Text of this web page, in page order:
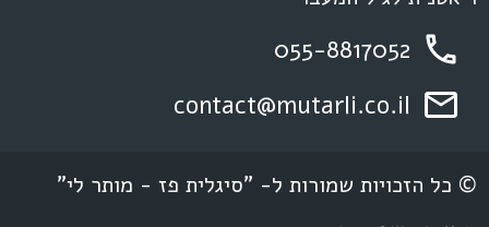
055-8817052
contact@mutarli.co.il
© כל הזכויות שמורות ל- "סיגלית פז - מותר לי"